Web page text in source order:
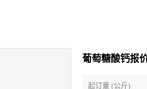
葡萄糖酸钙报
起订量 (公斤)